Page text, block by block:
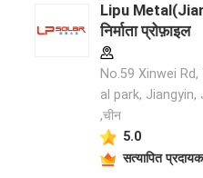
Lipu
निर्माता प्रोफ़ाइल
No.59 Xinwei
al park, Jiangyin,
,चीन
5.0
सत्यापित प्रदायक